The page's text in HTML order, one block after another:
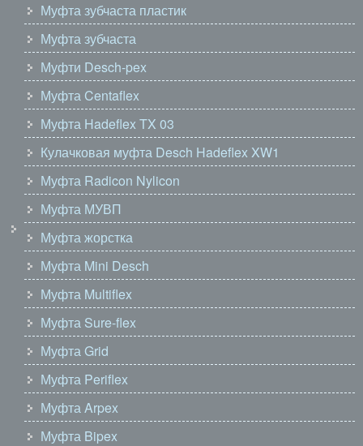
Муфта зубчаста пластик
Муфта зубчаста
Муфти Desch-pex
Муфта Centaflex
Муфта Hadeflex TX 03
Кулачковая муфта Desch Hadeflex XW1
Муфта Radicon Nylicon
Муфта МУВП
Муфта жорстка
Муфта Mini Desch
Муфта Multiflex
Муфта Sure-flex
Муфта Grid
Муфта Periflex
Муфта Arpex
Муфта Bipex